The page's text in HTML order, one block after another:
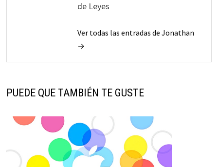
de Leyes
Ver todas las entradas de Jonathan
→
PUEDE QUE TAMBIÉN TE GUSTE